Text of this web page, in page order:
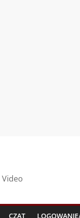
CZAT